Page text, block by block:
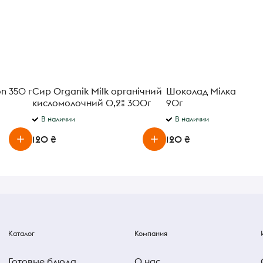
350 гСир Organik Milk органічний
кисломолочний 0,2% 300г
В наличии
120 ₴
Шоколад Мілка цілий
90г
В наличии
120 ₴
Каталог Компания